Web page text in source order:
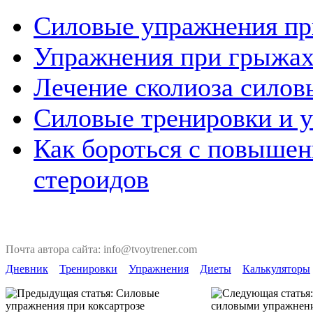
Силовые упражнения
Упражнения при
Лечение сколиоза
Силовые тренировки и
Как бороться с
стероидов
Почта автора сайта: info@tvoytrener.com
Дневник
Тренировки Упражнения Диеты Калькуляторы